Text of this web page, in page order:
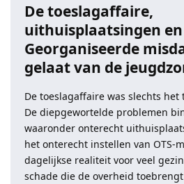
De toeslagaffaire,
uithuisplaatsingen en
Georganiseerde
gelaat van de
De toeslagaffaire was slechts
De diepgewortelde problemen
waaronder onterecht
het onterecht instellen van OTS-
dagelijkse realiteit voor veel
schade die de overheid